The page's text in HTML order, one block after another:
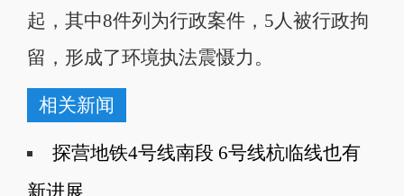
起，其中8件列为行政案件，5人被行政拘
留，形成了环境执法震慑力。
相关新闻
探营地铁4号线南段 6号线杭临线也有
新进展